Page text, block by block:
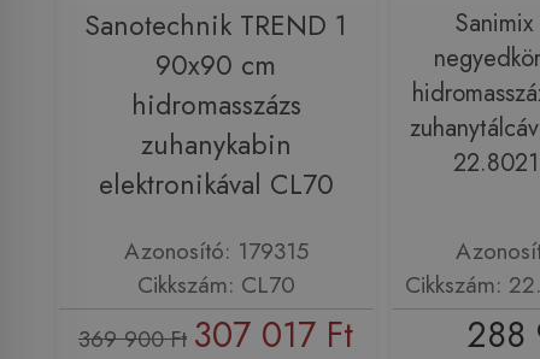
Sanotechnik TREND 1
90x90 cm
hidromasszázs
zuhanykabin
elektronikával CL70
Azonosító: 179315
Cikkszám: CL70
369 900 Ft 307 017 Ft
Cikkszám:
288